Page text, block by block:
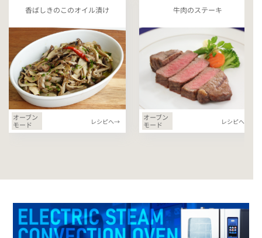
香ばしきのこのオイル漬け
オーブン
モード
レシピへ→
牛肉のステーキ
オーブン
モード
レシピへ→